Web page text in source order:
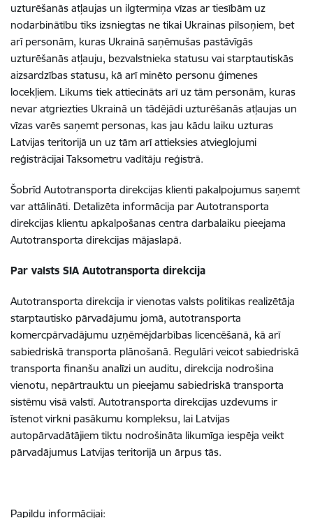
uzturēšanās atļaujas un ilgtermiņa vīzas ar tiesībām uz
nodarbinātību tiks izsniegtas ne tikai Ukrainas pilsoņiem, bet
arī personām, kuras Ukrainā saņēmušas pastāvīgās
uzturēšanās atļauju, bezvalstnieka statusu vai starptautiskās
aizsardzības statusu, kā arī minēto personu ģimenes
locekļiem. Likums tiek attiecināts arī uz tām personām, kuras
nevar atgriezties Ukrainā un tādējādi uzturēšanās atļaujas un
vīzas varēs saņemt personas, kas jau kādu laiku uzturas
Latvijas teritorijā un uz tām arī attieksies atvieglojumi
reģistrācijai Taksometru vadītāju reģistrā.
Šobrīd Autotransporta direkcijas klienti pakalpojumus saņemt
var attālināti. Detalizēta informācija par Autotransporta
direkcijas klientu apkalpošanas centra darbalaiku pieejama
Autotransporta direkcijas mājaslapā.
Par valsts SIA Autotransporta direkcija
Autotransporta direkcija ir vienotas valsts politikas realizētāja
starptautisko pārvadājumu jomā, autotransporta
komercpārvadājumu uzņēmējdarbības licencēšanā, kā arī
sabiedriskā transporta plānošanā. Regulāri veicot sabiedriskā
transporta finanšu analīzi un auditu, direkcija nodrošina
vienotu, nepārtrauktu un pieejamu sabiedriskā transporta
sistēmu visā valstī. Autotransporta direkcijas uzdevums ir
īstenot virkni pasākumu kompleksu, lai Latvijas
autopārvadātājiem tiktu nodrošināta likumīga iespēja veikt
pārvadājumus Latvijas teritorijā un ārpus tās.
Papildu informācijai: